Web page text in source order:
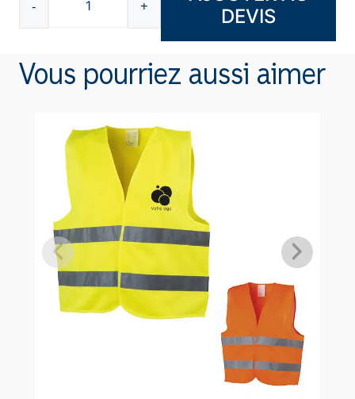
-
quantité
de
F374
+
DEVIS
Vous pourriez aussi aimer